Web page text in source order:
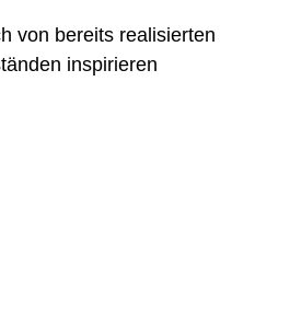
von bereits realisierten
inspirieren